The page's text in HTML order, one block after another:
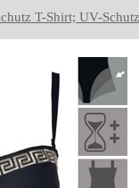
T-Shirt; UV-